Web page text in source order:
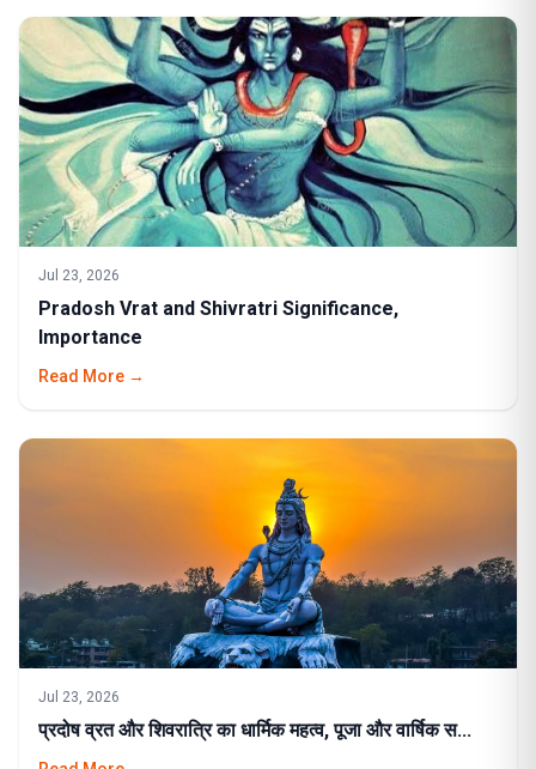
Jul 23, 2026
Pradosh Vrat and Shivratri Significance,
Importance
Read More →
Jul 23, 2026
प्रदोष व्रत और शिवरात्रि का धार्मिक महत्व, पूजा और वार्षिक स...